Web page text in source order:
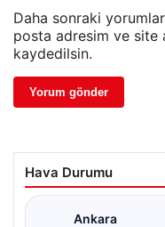
Daha sonraki
posta adresim ve site
kaydedilsin.
Hava Durumu
Ankara